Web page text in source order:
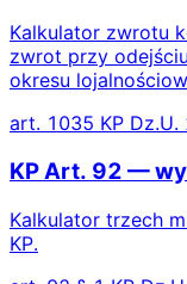
Kalkulator zwrotu
zwrot przy
okresu
art. 1035 KP
KP Art. 92 —
Kalkulator trzech
KP.